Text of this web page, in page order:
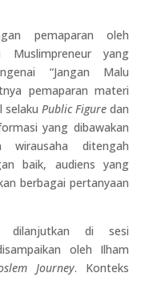
pemaparan oleh
Muslimpreneur yang
“Jangan Malu
pemaparan materi
selakuPublic Figuredan
yang dibawakan
wirausaha ditengah
baik, audiens yang
berbagai pertanyaan
dilanjutkan di sesi
oleh Ilham
Journey. Konteks